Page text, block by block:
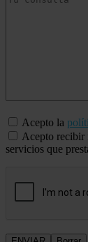
Acepto la
Acepto recibir
servicios que